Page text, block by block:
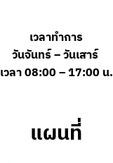
เวลาทำการ
วันจันทร์ – วันเสาร์
เวลา 08:00 – 17:00 น.
แผนที่